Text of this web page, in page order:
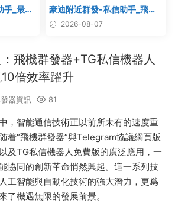
手_最新
豪迪附近群發-私信助手_飛機
附近群發,TG電報附近私
2026-08-07
飛機群發器+TG私信機器人
倍效率躍升
器資訊 81
，智能通信技術正以前所未有的速度重
着“飛機群發器”與Telegram協議網頁版
及TG私信機器人免費版的廣泛應用，一
協同的創新革命悄然興起。這一系列技
工智能與自動化技術的強大潛力，更爲
了機遇無限的發展前景。